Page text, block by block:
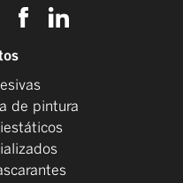
de pintura